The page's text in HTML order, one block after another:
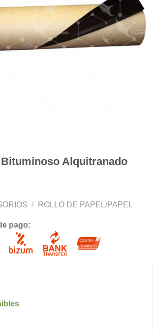
Alquitranado
/
ROLLO DE PAPEL/PAPEL
pago:
Alquitranado 35cm cantidad